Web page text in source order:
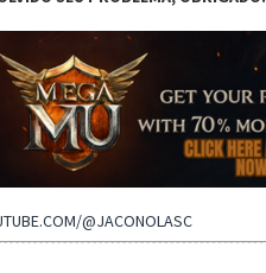
@JACONOLASC